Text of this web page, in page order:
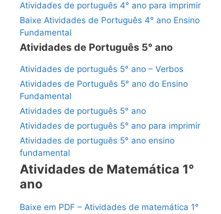
Atividades de português 4° ano para imprimir
Baixe Atividades de Português 4° ano Ensino
Fundamental
Atividades de Português 5° ano
Atividades de português 5° ano – Verbos
Atividades de Português 5° ano do Ensino
Fundamental
Atividades de português 5° ano
Atividades de português 5° ano para imprimir
Atividades de português 5° ano ensino
fundamental
Atividades de Matemática 1°
ano
Baixe em PDF – Atividades de matemática 1°